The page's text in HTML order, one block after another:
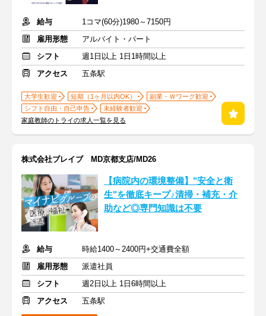
給与
1コマ(60分)1980～7150円
雇用形態
アルバイト・パート
シフト
週1日以上 1日1時間以上
アクセス
五条駅
大学生歓迎 短期（1ヶ月以内OK）
副業・Ｗワーク歓迎
シフト自由・自己申告
未経験者歓迎
家庭教師のトライの求人一覧を見る
株式会社ブレイブ MD京都支店/MD26
【病院内の環境整備】"安全と衛
生"を徹底キープ♪清掃・補充・介
助など◎専門知識は不要
給与
時給1400～2400円+交通費全額
雇用形態
派遣社員
シフト
週2日以上 1日6時間以上
アクセス
五条駅